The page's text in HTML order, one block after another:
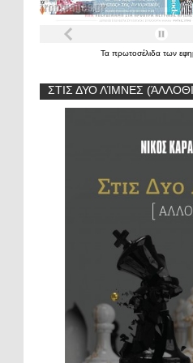
Τα πρωτοσέλιδα των
ΣΤΙΣ ΔΥΟ ΛΊΜΝΕΣ